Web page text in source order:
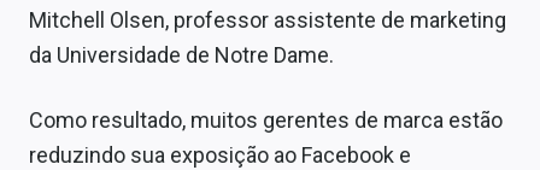
Mitchell Olsen, professor assistente de marketing
da Universidade de Notre Dame.
Como resultado, muitos gerentes de marca estão
reduzindo sua exposição ao Facebook e